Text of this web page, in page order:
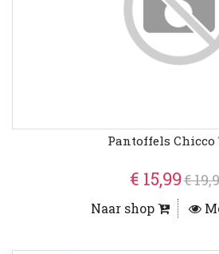
Pantoffels Chicco
€ 15,99€
Naar shop